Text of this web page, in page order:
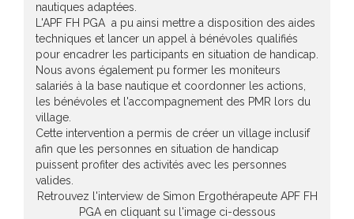
nautiques adaptées.
L'APF FH PGA a pu ainsi mettre a disposition des aides
techniques et lancer un appel à bénévoles qualifiés
pour encadrer les participants en situation de handicap.
Nous avons également pu former les moniteurs
salariés à la base nautique et coordonner les actions,
les bénévoles et l'accompagnement des PMR lors du
village.
Cette intervention a permis de créer un village inclusif
afin que les personnes en situation de handicap
puissent profiter des activités avec les personnes
valides.
Retrouvez l'interview de Simon Ergothérapeute APF FH
PGA en cliquant su l'image ci-dessous